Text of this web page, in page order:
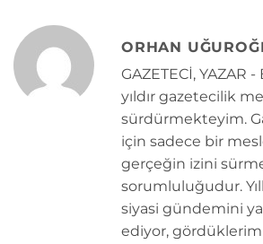
ORHAN
GAZETECİ, YAZAR
yıldır gazetecilik
sürdürmekteyim.
için sadece bir
gerçeğin izini
sorumluluğudur.
siyasi gündemini
ediyor,